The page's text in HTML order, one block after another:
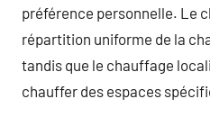
préférence personnelle. Le
répartition uniforme de la
tandis que le chauffage
chauffer des espaces